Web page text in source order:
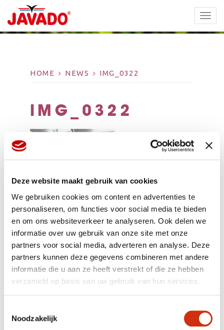
Deze website maakt gebruik van cookies
We gebruiken cookies om content en advertenties te
personaliseren, om functies voor social media te bieden
en om ons websiteverkeer te analyseren. Ook delen we
informatie over uw gebruik van onze site met onze
partners voor social media, adverteren en analyse. Deze
partners kunnen deze gegevens combineren met andere
informatie die u aan ze heeft verstrekt of die ze hebben
verzameld op basis van uw gebruik van hun services.
Noodzakelijk
HOME NEWS IMG_0322
IMG_0322